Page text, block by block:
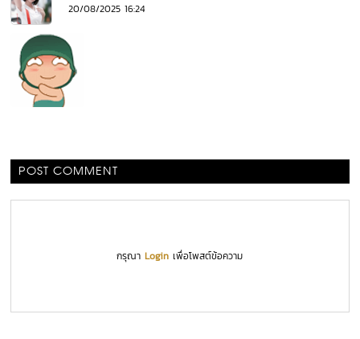
20/08/2025 16:24
POST COMMENT
กรุณาLogin เพื่อโพสต์ข้อความ